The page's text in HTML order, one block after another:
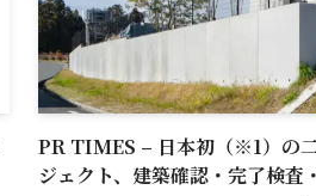
PR TIMES – 日本初（※1）の
ジェクト、建築確認・完了検査